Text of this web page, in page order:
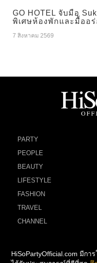
GO HOTEL จับมือ
พิเศษห้องพักและมื้ออ
7 สิงหาคม 2569
PARTY
PEOPLE
BEAUTY
LIFESTYLE
FASHION
TRAVEL
CHANNEL
HiSoPartyOfficial.com มีกา